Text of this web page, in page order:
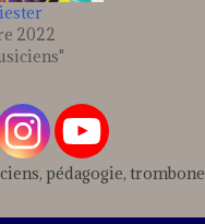
2022
, pédagogie, trombone